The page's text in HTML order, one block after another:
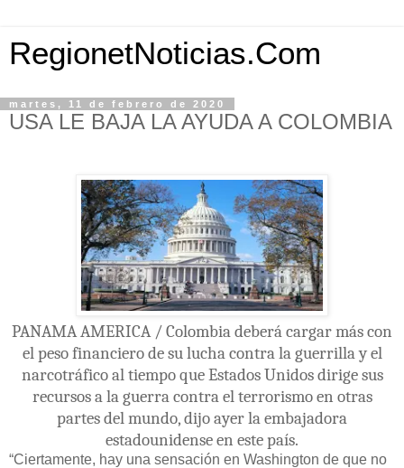
RegionetNoticias.Com
martes, 11 de febrero de 2020
USA LE BAJA LA AYUDA A COLOMBIA
PANAMA AMERICA / Colombia deberá cargar más con
el peso financiero de su lucha contra la guerrilla y el
narcotráfico al tiempo que Estados Unidos dirige sus
recursos a la guerra contra el terrorismo en otras
partes del mundo, dijo ayer la embajadora
estadounidense en este país.
“Ciertamente, hay una sensación en Washington de que no